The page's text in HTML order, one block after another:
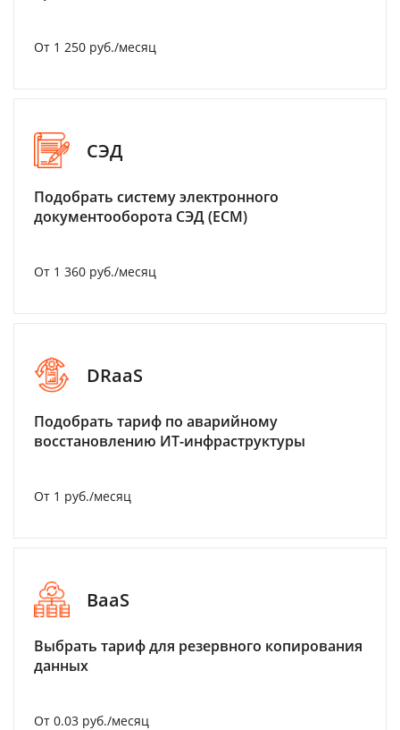
От 1 250 руб./месяц
СЭД
Подобрать систему электронного
документооборота СЭД (ECM)
От 1 360 руб./месяц
DRaaS
Подобрать тариф по аварийному
восстановлению ИТ-инфраструктуры
От 1 руб./месяц
BaaS
Выбрать тариф для резервного копирования
данных
От 0.03 руб./месяц